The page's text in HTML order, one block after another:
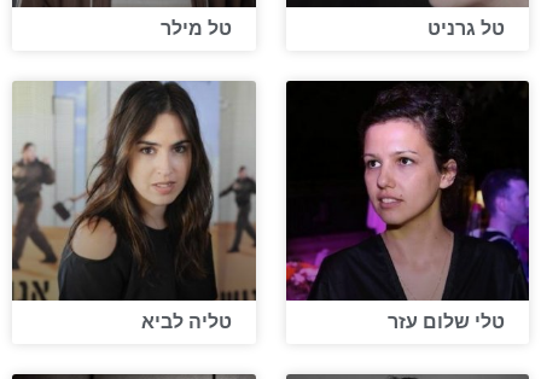
טל גרניט טל מילר
טלי שלום עזר טליה לביא